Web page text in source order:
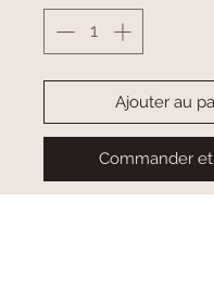
Ajouter au
Commander